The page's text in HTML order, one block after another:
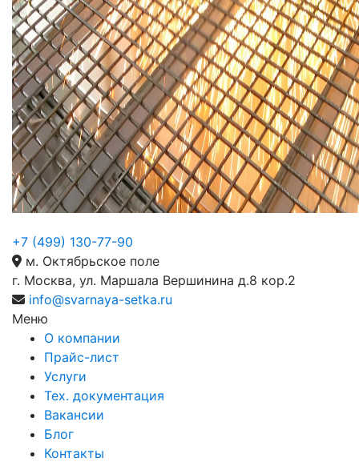
+7 (499) 130-77-90
м. Октябрьское поле
г. Москва, ул. Маршала Вершинина д.8 кор.2
info@svarnaya-setka.ru
Меню
О компании
Прайс-лист
Услуги
Тех. документация
Вакансии
Блог
Контакты